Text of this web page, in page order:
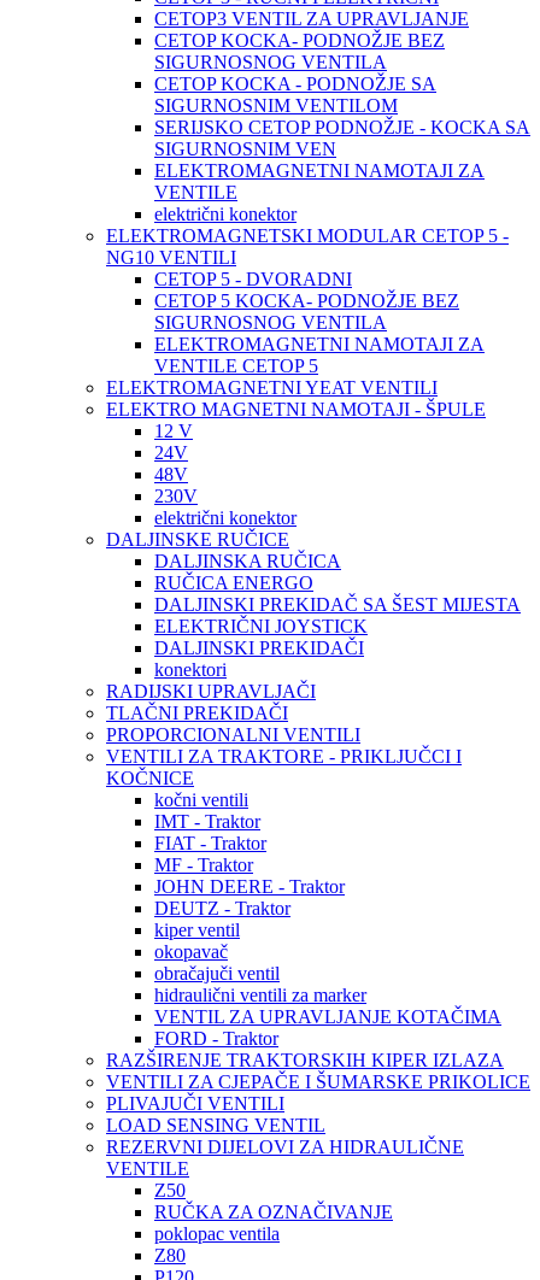
CETOP3 VENTIL ZA UPRAVLJANJE
CETOP KOCKA- PODNOŽJE BEZ
SIGURNOSNOG VENTILA
CETOP KOCKA - PODNOŽJE SA
SIGURNOSNIM VENTILOM
SERIJSKO CETOP PODNOŽJE - KOCKA SA
SIGURNOSNIM VEN
ELEKTROMAGNETNI NAMOTAJI ZA
VENTILE
električni konektor
ELEKTROMAGNETSKI MODULAR CETOP 5 -
NG10 VENTILI
CETOP 5 - DVORADNI
CETOP 5 KOCKA- PODNOŽJE BEZ
SIGURNOSNOG VENTILA
ELEKTROMAGNETNI NAMOTAJI ZA
VENTILE CETOP 5
ELEKTROMAGNETNI YEAT VENTILI
ELEKTRO MAGNETNI NAMOTAJI - ŠPULE
12 V
24V
48V
230V
električni konektor
DALJINSKE RUČICE
DALJINSKA RUČICA
RUČICA ENERGO
DALJINSKI PREKIDAČ SA ŠEST MIJESTA
ELEKTRIČNI JOYSTICK
DALJINSKI PREKIDAČI
konektori
RADIJSKI UPRAVLJAČI
TLAČNI PREKIDAČI
PROPORCIONALNI VENTILI
VENTILI ZA TRAKTORE - PRIKLJUČCI I
KOČNICE
kočni ventili
IMT - Traktor
FIAT - Traktor
MF - Traktor
JOHN DEERE - Traktor
DEUTZ - Traktor
kiper ventil
okopavač
obračajuči ventil
hidraulični ventili za marker
VENTIL ZA UPRAVLJANJE KOTAČIMA
FORD - Traktor
RAZŠIRENJE TRAKTORSKIH KIPER IZLAZA
VENTILI ZA CJEPAČE I ŠUMARSKE PRIKOLICE
PLIVAJUČI VENTILI
LOAD SENSING VENTIL
REZERVNI DIJELOVI ZA HIDRAULIČNE
VENTILE
Z50
RUČKA ZA OZNAČIVANJE
poklopac ventila
Z80